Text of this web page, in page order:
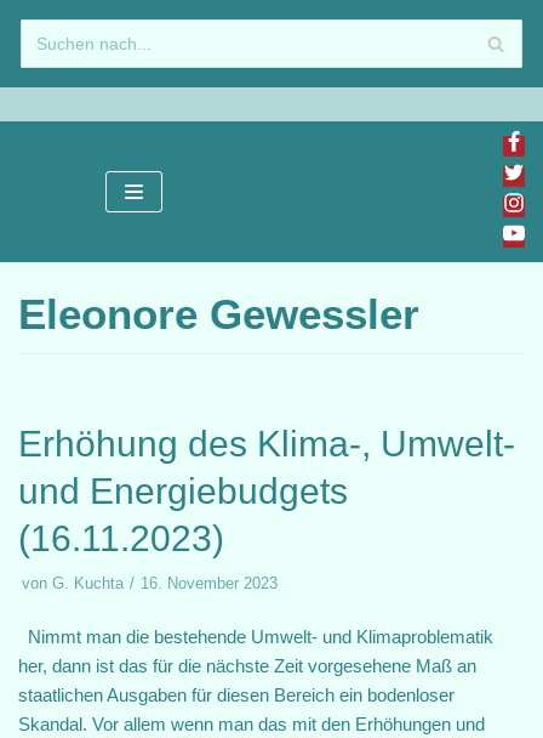
Zum
Inhalt
springen
Eleonore Gewessler
Erhöhung des Klima-, Umwelt-
und Energiebudgets
(16.11.2023)
von G. Kuchta 16. November 2023
Nimmt man die bestehende Umwelt- und Klimaproblematik
her, dann ist das für die nächste Zeit vorgesehene Maß an
staatlichen Ausgaben für diesen Bereich ein bodenloser
Skandal. Vor allem wenn man das mit den Erhöhungen und